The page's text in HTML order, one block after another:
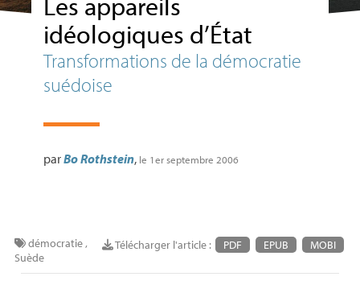
idéologiques d’État
Transformations de la démocratie
suédoise
parBo Rothstein, le 1er septembre 2006
Télécharger l'article : PDF EPUB MOBI
démocratie,
Suède